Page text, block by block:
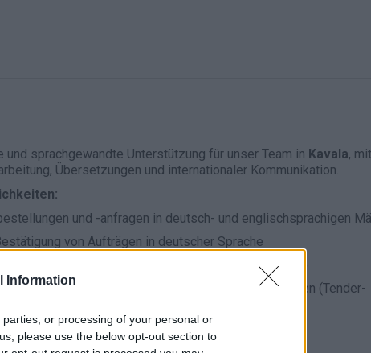
Information
or processing of your personal or
please use the below opt-out section to
sprachgewandte Unterstützung für unser Team in Kavala, mit
Übersetzungen und internationaler Kommunikation.
und -anfragen in deutsch- und englischsprachigen
von Aufträgen in deutscher Sprache
(Deutsch ↔ Englisch / Deutsch ↔ Griechisch)
und Aufbereitung von Ausschreibungsunterlagen (Tender-
von Transportdokumenten